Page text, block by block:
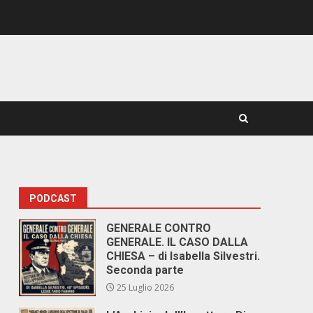
PODCAST
GENERALE CONTRO
GENERALE. IL CASO DALLA
CHIESA – di Isabella Silvestri.
Seconda parte
25 Luglio 2026